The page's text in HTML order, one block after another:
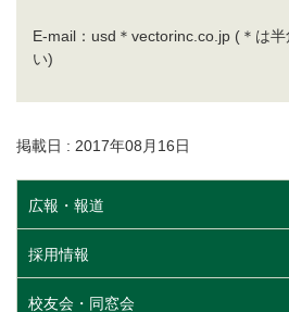
E-mail：usd＊vectorinc.co.jp (＊は
い)
掲載日 : 2017年08月16日
広報・報道
採用情報
校友会・同窓会